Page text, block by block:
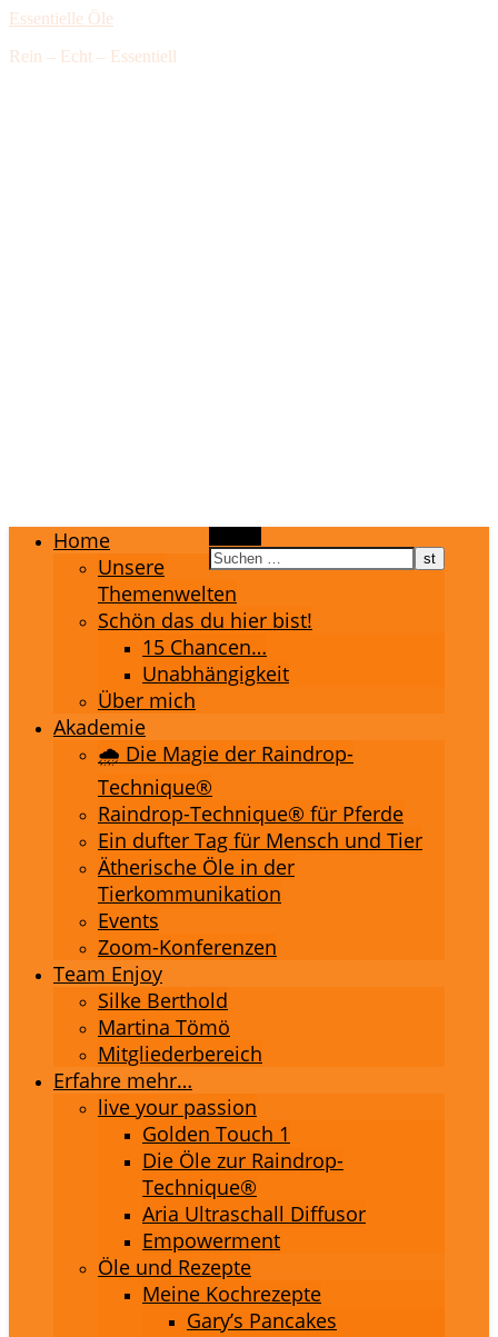
Essentielle Öle
Rein – Echt – Essentiell
Home
Unsere
Themenwelten
Schön das du hier bist!
15 Chancen…
Unabhängigkeit
Über mich
Akademie
🌧️ Die Magie der Raindrop-
Technique®
Raindrop-Technique® für Pferde
Ein dufter Tag für Mensch und Tier
Ätherische Öle in der
Tierkommunikation
Events
Zoom-Konferenzen
Team Enjoy
Silke Berthold
Martina Tömö
Mitgliederbereich
Erfahre mehr…
live your passion
Golden Touch 1
Die Öle zur Raindrop-
Technique®
Aria Ultraschall Diffusor
Empowerment
Öle und Rezepte
Meine Kochrezepte
Gary’s Pancakes